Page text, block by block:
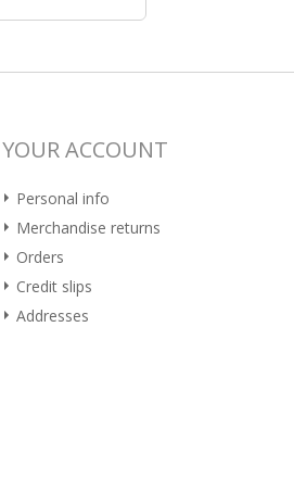
YOUR ACCOUNT
Personal info
Merchandise returns
Orders
Credit slips
Addresses